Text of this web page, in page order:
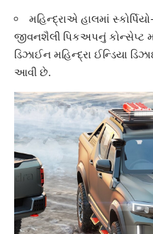
મહિન્દ્રાએ હાલમાં
જીવનશૈલી પિકઅપનું કોન્સેપ્ટ
ડિઝાઈન મહિન્દ્રા ઈન્ડિયા
આવી છે.